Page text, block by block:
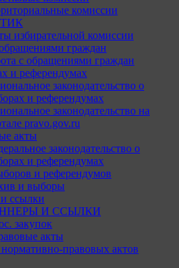
комиссии
ТИК
избирательной комиссии
граждан
с обращениями граждан
и референдумах
законодательство о
и референдумах
законодательство на
pravo.gov.ru
акты
законодательство о
и референдумах
и референдумов
и выборы
ссылки
И ССЫЛКИ
закупок
акты
правовых актов